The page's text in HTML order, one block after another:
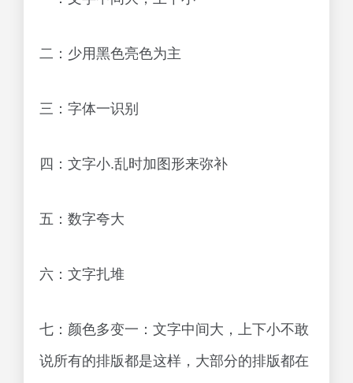
二：少用黑色亮色为主
三：字体一识别
四：文字小.乱时加图形来弥补
五：数字夸大
六：文字扎堆
七：颜色多变一：文字中间大，上下小不敢
说所有的排版都是这样，大部分的排版都在